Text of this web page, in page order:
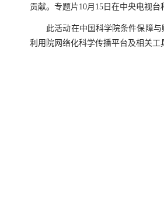
贡献。专题片10月15日在中央电视
此活动在中国科学院条件保障与
利用院网络化科学传播平台及相关工